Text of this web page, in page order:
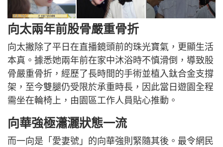
向太兩年前股骨嚴重骨折
向太撇除了平日在直播鏡頭前的珠光寶氣，更顯生活
本真。據悉她兩年前在家中沐浴時不慎滑倒，導致股
骨嚴重骨折，經歷了長時間的手術並植入鈦合金支撐
架，至今雙腿仍受限於承重時長，因此當日遊園全程
需坐在輪椅上，由園區工作人員貼心推動。
向華強極瀟灑狀態一流
而一向是「愛妻號」的向華強則緊隨其後。最令網民